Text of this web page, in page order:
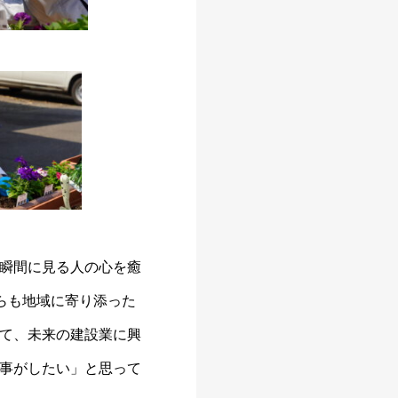
間に見る人の心を癒
も地域に寄り添った
、未来の建設業に興
がしたい」と思って